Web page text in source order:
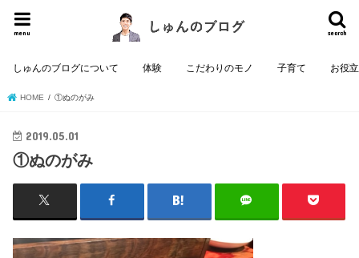
search
menu
しゅんのブログについて 体験 こだわりのモノ 子育て お役
HOME ①ぬのがみ
2019.05.01
①ぬのがみ